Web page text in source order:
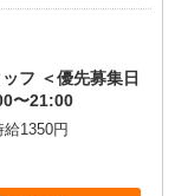
フ ＜優先募集日
〜21:00
1350円